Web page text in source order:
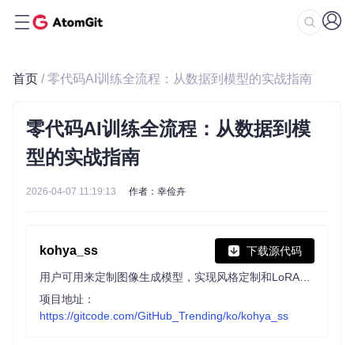
首页 / 零代码AI训练全流程：从数据到模型的实战指南
零代码AI训练全流程：从数据到模
型的实战指南
2026-04-07 11:19:13 作者：幸俭卉
kohya_ss 下载源代码
项目地址：
https://gitcode.com/GitHub_Trending/ko/kohya_ss